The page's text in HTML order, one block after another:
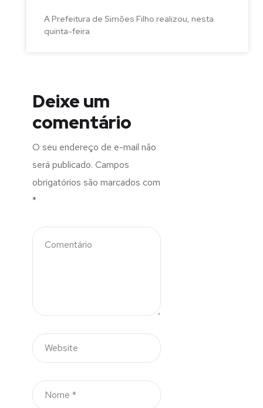
A Prefeitura de Simões Filho realizou, nesta
quinta-feira
Deixe um
comentário
O seu endereço de e-mail não
será publicado. Campos
obrigatórios são marcados com
*